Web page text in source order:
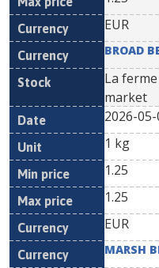
EUR
BROAD
La ferme
market
2026-
1 kg
1.25
1.25
EUR
MARSH